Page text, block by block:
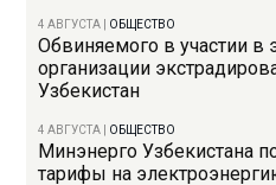
4 АВГУСТА ОБЩЕСТВО
Обвиняемого в участии в
организации
Узбекистан
4 АВГУСТА ОБЩЕСТВО
Минэнерго Узбекистана
тарифы на